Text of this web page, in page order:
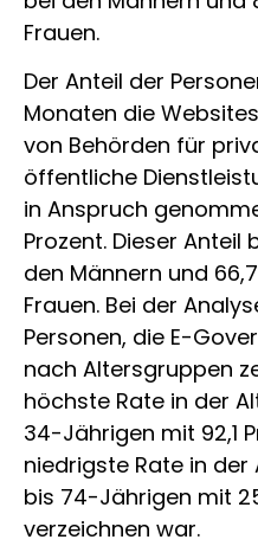
Frauen.
Der Anteil der
Monaten die
von Behörden für
öffentliche
in Anspruch
Prozent. Dieser Anteil
den Männern und
Frauen. Bei der
Personen, die E-
nach Altersgruppen
höchste Rate in der
34-Jährigen mit 92,1
niedrigste Rate in
bis 74-Jährigen mit
verzeichnen war.